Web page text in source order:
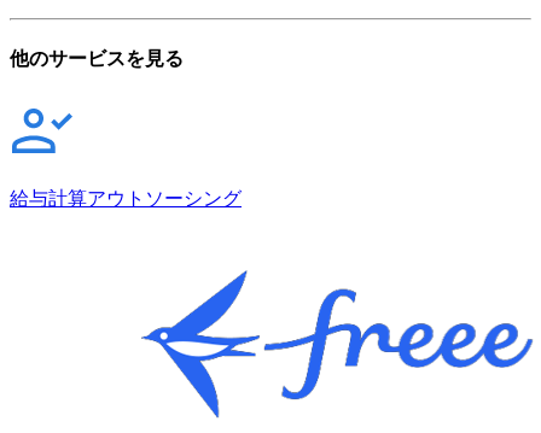
他のサービスを見る
給与計算アウトソーシング